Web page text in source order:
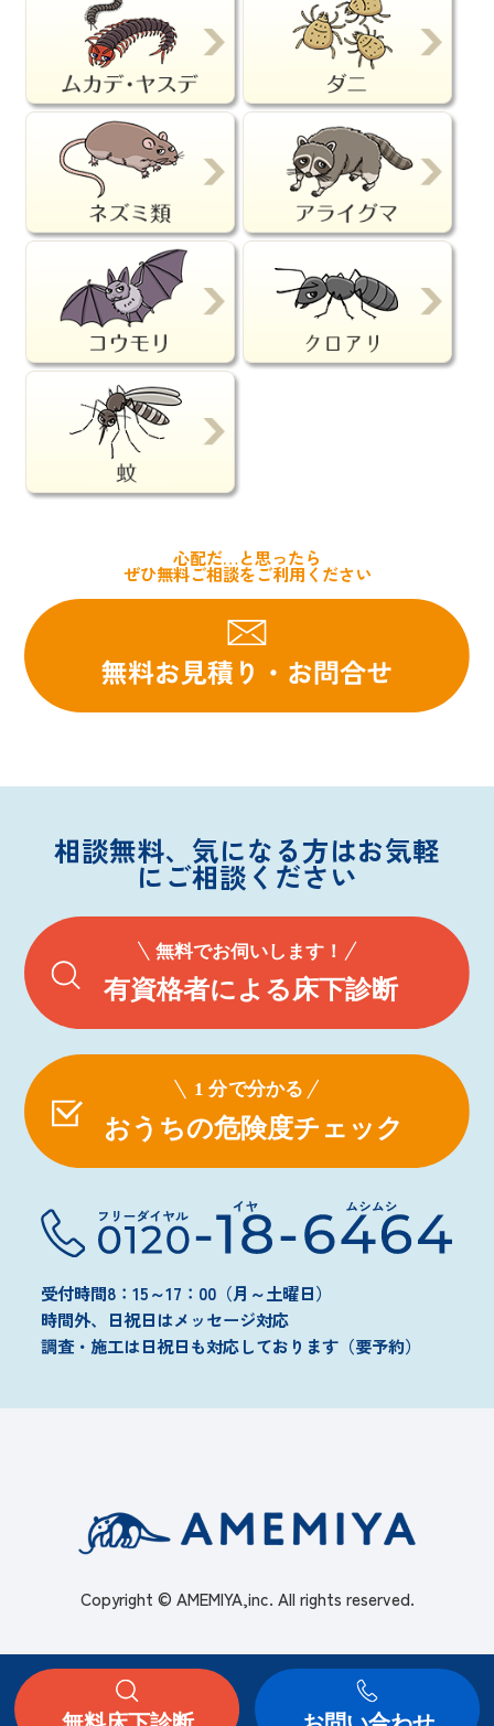
心配だ…と思ったら
ぜひ無料ご相談をご利用ください
相談無料、気になる方はお気軽
にご相談ください
受付時間8：15～17：00（月～土曜日）
時間外、日祝日はメッセージ対応
調査・施工は日祝日も対応しております（要予約）
Copyright © AMEMIYA,inc. All rights reserved.